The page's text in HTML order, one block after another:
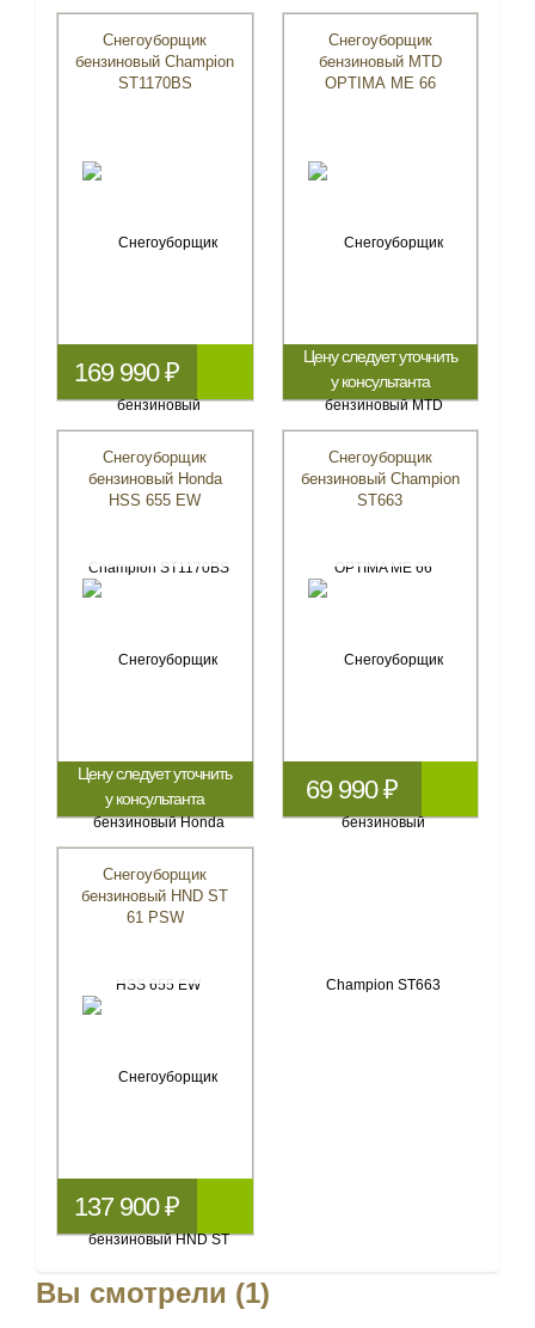
Снегоуборщик
бензиновый Champion
ST1170BS
169 990 ₽
Снегоуборщик
бензиновый MTD
OPTIMA ME 66
Цену следует уточнить
у консультанта
Снегоуборщик
бензиновый Honda
HSS 655 EW
Цену следует уточнить
у консультанта
Снегоуборщик
бензиновый Champion
ST663
69 990 ₽
Снегоуборщик
бензиновый HND ST
61 PSW
137 900 ₽
Вы смотрели (1)